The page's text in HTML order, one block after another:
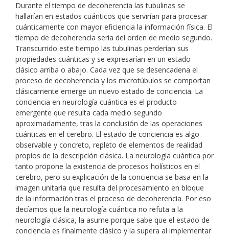
Durante el tiempo de decoherencia las tubulinas se
hallarían en estados cuánticos que servirían para procesar
cuánticamente con mayor eficiencia la información física. El
tiempo de decoherencia sería del orden de medio segundo.
Transcurrido este tiempo las tubulinas perderían sus
propiedades cuánticas y se expresarían en un estado
clásico arriba o abajo. Cada vez que se desencadena el
proceso de decoherencia y los microtúbulos se comportan
clásicamente emerge un nuevo estado de conciencia. La
conciencia en neurología cuántica es el producto
emergente que resulta cada medio segundo
aproximadamente, tras la conclusión de las operaciones
cuánticas en el cerebro. El estado de conciencia es algo
observable y concreto, repleto de elementos de realidad
propios de la descripción clásica. La neurología cuántica por
tanto propone la existencia de procesos holísticos en el
cerebro, pero su explicación de la conciencia se basa en la
imagen unitaria que resulta del procesamiento en bloque
de la información tras el proceso de decoherencia. Por eso
decíamos que la neurología cuántica no refuta a la
neurología clásica, la asume porque sabe que el estado de
conciencia es finalmente clásico y la supera al implementar